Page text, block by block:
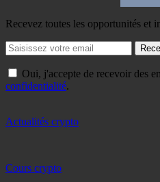
Recevez toutes les opportunités et
Oui, j'accepte de recevoir des
confidentialité.
Actualités crypto
Cours crypto